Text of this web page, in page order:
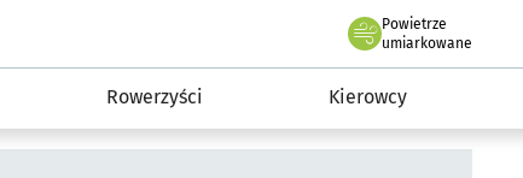
Powietrze
we Wrocławiu
umiarkowane
Rowerzyści Kierowcy